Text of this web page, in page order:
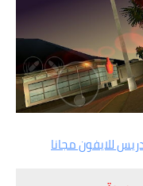
للايفون مجانا